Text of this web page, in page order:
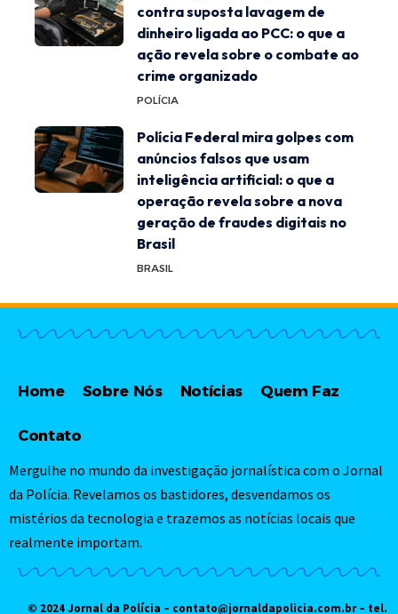
contra suposta lavagem de
dinheiro ligada ao PCC: o que a
ação revela sobre o combate ao
crime organizado
POLÍCIA
Polícia Federal mira golpes com
anúncios falsos que usam
inteligência artificial: o que a
operação revela sobre a nova
geração de fraudes digitais no
Brasil
BRASIL
Home Sobre Nós Notícias Quem Faz
Contato
Mergulhe no mundo da investigação jornalística com o Jornal
da Polícia. Revelamos os bastidores, desvendamos os
mistérios da tecnologia e trazemos as notícias locais que
realmente importam.
© 2024 Jornal da Polícia – contato@jornaldapolicia.com.br– tel.